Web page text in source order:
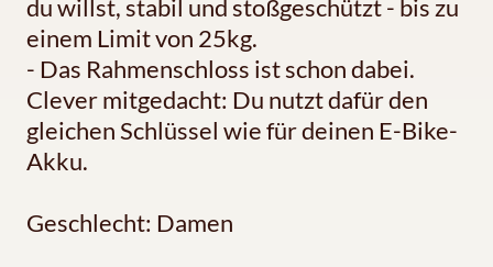
du willst, stabil und stoßgeschützt - bis zu
einem Limit von 25kg.
- Das Rahmenschloss ist schon dabei.
Clever mitgedacht: Du nutzt dafür den
gleichen Schlüssel wie für deinen E-Bike-
Akku.
Geschlecht: Damen